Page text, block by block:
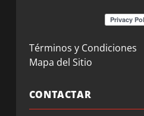
Términos y Condiciones
Mapa del Sitio
CONTACTAR